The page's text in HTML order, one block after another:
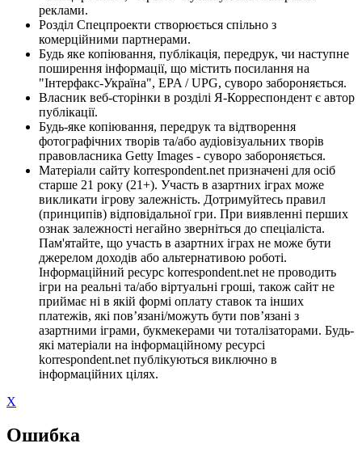
реклами.
Розділ Спецпроекти створюється спільно з
комерційними партнерами.
Будь яке копіювання, публікація, передрук, чи наступне
поширення інформації, що містить посилання на
"Інтерфакс-Україна", EPA / UPG, суворо забороняється.
Власник веб-сторінки в розділі Я-Корреспондент є автор
публікації.
Будь-яке копіювання, передрук та відтворення
фотографічних творів та/або аудіовізуальних творів
правовласника Getty Images - суворо забороняється.
Матеріали сайту korrespondent.net призначені для осіб
старше 21 року (21+). Участь в азартних іграх може
викликати ігрову залежність. Дотримуйтесь правил
(принципів) відповідальної гри. При виявленні перших
ознак залежності негайно зверніться до спеціаліста.
Пам'ятайте, що участь в азартних іграх не може бути
джерелом доходів або альтернативою роботі.
Інформаційний ресурс korrespondent.net не проводить
ігри на реальні та/або віртуальні гроші, також сайт не
приймає ні в якій формі оплату ставок та інших
платежів, які пов’язані/можуть бути пов’язані з
азартними іграми, букмекерами чи тоталізаторами. Будь-
які матеріали на інформаційному ресурсі
korrespondent.net публікуються виключно в
інформаційних цілях.
X
Ошибка